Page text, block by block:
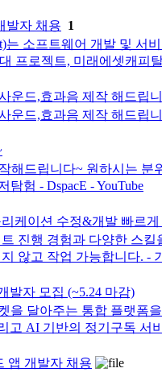
발자 채용 1
는 소프트웨어 개발 및
프로젝트, 미래에셋캐피
운드,효과음 제작 해드립니
운드,효과음 제작 해드립
해드립니다~ 원하시는
탐험 - DspacE - YouTube
케이션 수정&개발 빠르
진행 경험과 다양한 스
않고 작업 가능합니다. -
발자 모집 (~5.24 마감)
을 달아주는 통합 플랫폼
고 AI 기반의 정기구독 서
앱 개발자 채용